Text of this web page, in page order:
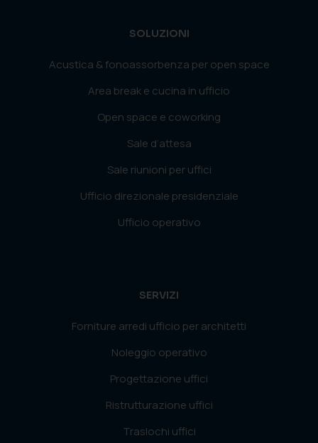
SOLUZIONI
Acustica & fonoassorbenza per open space
Area break e cucina in ufficio
Open space e coworking
Sale d’attesa
Sale riunioni per uffici
Ufficio direzionale presidenziale
Ufficio operativo
SERVIZI
Forniture arredi ufficio per architetti
Noleggio operativo
Progettazione uffici
Ristrutturazione uffici
Traslochi uffici